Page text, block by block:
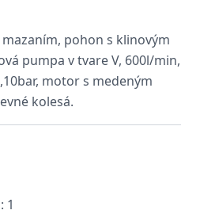
pohon s klinovým
pumpa v tvare V, 600l/min,
motor s medeným
kolesá.
1